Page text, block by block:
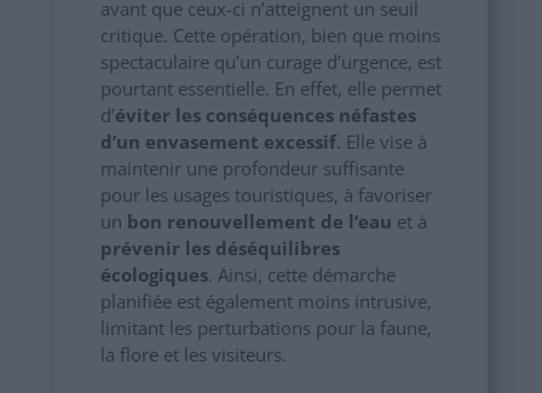
avant que ceux-ci n’atteignent un seuil
critique. Cette opération, bien que moins
spectaculaire qu’un curage d’urgence, est
pourtant essentielle. En effet, elle permet
d’éviter les conséquences néfastes
d’un envasement excessif. Elle vise à
maintenir une profondeur suffisante
pour les usages touristiques, à favoriser
un bon renouvellement de l’eau et à
prévenir les déséquilibres
écologiques. Ainsi, cette démarche
planifiée est également moins intrusive,
limitant les perturbations pour la faune,
la flore et les visiteurs.